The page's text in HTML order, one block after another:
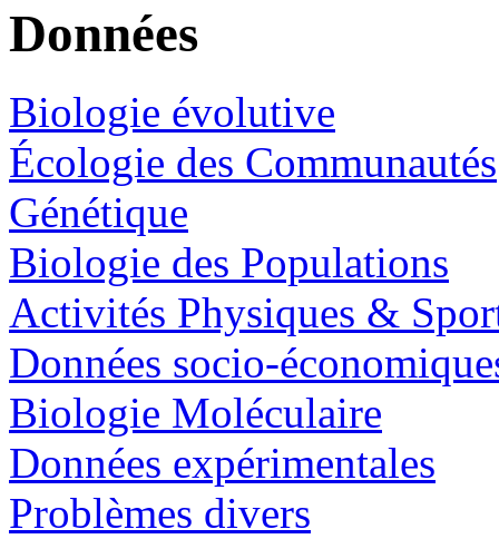
Données
Biologie évolutive
Écologie des Communautés
Génétique
Biologie des Populations
Activités Physiques &
Données socio-
Biologie Moléculaire
Données expérimentales
Problèmes divers